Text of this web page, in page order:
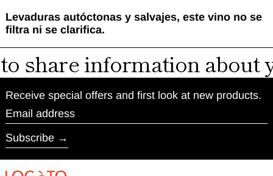
Levaduras autóctonas y salvajes, este vino no se
filtra ni se clarifica.
share information about
Receive special offers and first look at new products.
Email address
Subscribe